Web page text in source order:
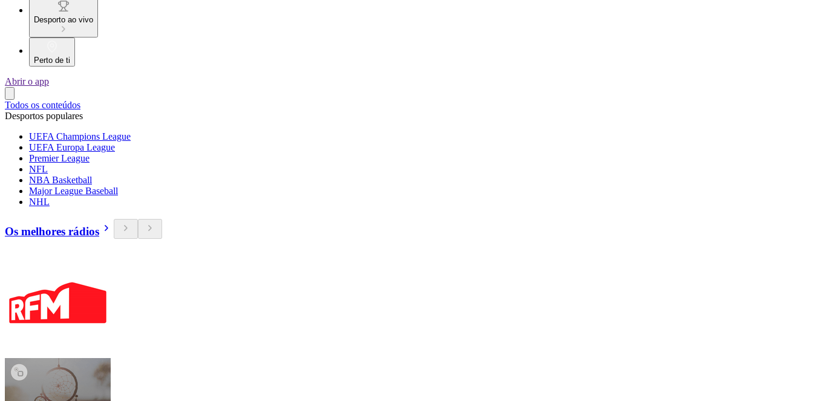
Desporto ao vivo
Perto de ti
Abrir o app
Todos os conteúdos
Desportos populares
UEFA Champions League
UEFA Europa League
Premier League
NFL
NBA Basketball
Major League Baseball
NHL
Os melhores rádios